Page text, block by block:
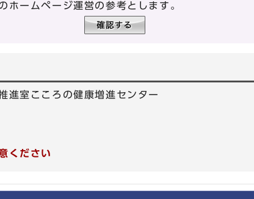
ホームページ運営の参考とします。
進室こころの健康増進センター
ください